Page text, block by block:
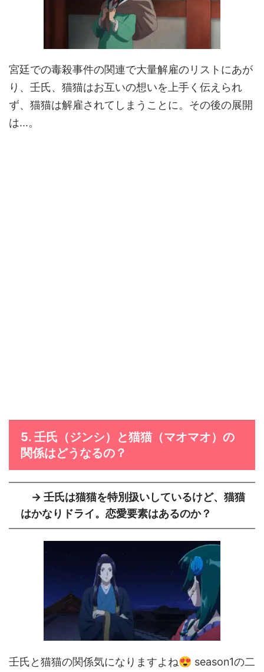
宮廷での毒殺事件の関連で大量解雇のリストにあが
り、壬氏、猫猫はお互いの想いを上手く伝えられ
ず、猫猫は解雇されてしまうことに。その後の展開
は...。
5. 壬氏（ジンシ）と猫猫（マオマオ）の
関係はどうなるの？
→ 壬氏は猫猫を特別扱いしているけど、猫猫
はかなりドライ。恋愛要素はあるのか？
壬氏と猫猫の関係気になりますよね😍 season1の二